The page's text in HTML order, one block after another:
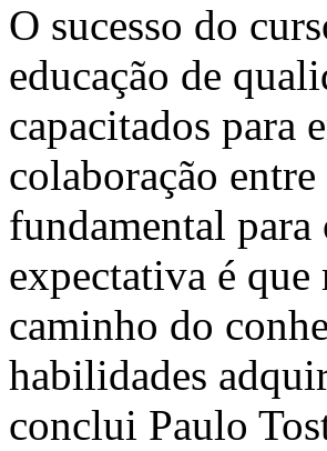
O sucesso do
educação de
capacitados para
colaboração
fundamental
expectativa é
caminho do
habilidades
conclui Paulo